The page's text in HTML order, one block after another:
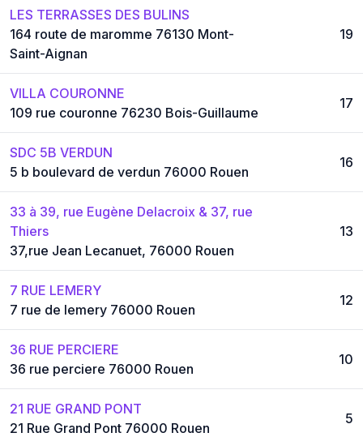
LES TERRASSES DES BULINS
164 route de maromme 76130 Mont-
Saint-Aignan
19
VILLA COURONNE
109 rue couronne 76230 Bois-Guillaume
17
SDC 5B VERDUN
5 b boulevard de verdun 76000 Rouen
16
33 à 39, rue Eugène Delacroix & 37, rue
Thiers
37,rue Jean Lecanuet, 76000 Rouen
13
7 RUE LEMERY
7 rue de lemery 76000 Rouen
12
36 RUE PERCIERE
36 rue perciere 76000 Rouen
10
21 RUE GRAND PONT
21 Rue Grand Pont 76000 Rouen
5